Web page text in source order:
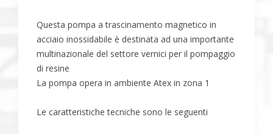
Questa pompa a trascinamento magnetico in
acciaio inossidabile è destinata ad una importante
multinazionale del settore vernici per il pompaggio
di resine
La pompa opera in ambiente Atex in zona 1
Le caratteristiche tecniche sono le seguenti